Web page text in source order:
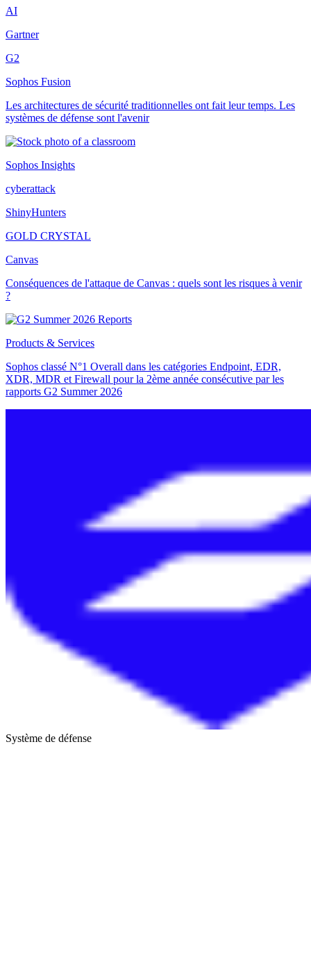
AI
Gartner
G2
Sophos Fusion
Les architectures de sécurité traditionnelles ont fait leur temps. Les
systèmes de défense sont l'avenir
Sophos Insights
cyberattack
ShinyHunters
GOLD CRYSTAL
Canvas
Conséquences de l'attaque de Canvas : quels sont les risques à venir
?
Products & Services
Sophos classé N°1 Overall dans les catégories Endpoint, EDR,
XDR, MDR et Firewall pour la 2ème année consécutive par les
rapports G2 Summer 2026
Système de défense